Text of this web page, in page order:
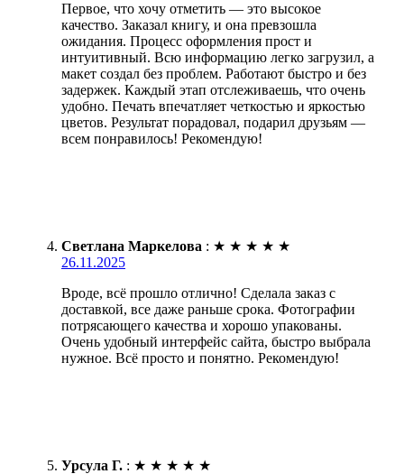
Первое, что хочу отметить — это высокое
качество. Заказал книгу, и она превзошла
ожидания. Процесс оформления прост и
интуитивный. Всю информацию легко загрузил, а
макет создал без проблем. Работают быстро и без
задержек. Каждый этап отслеживаешь, что очень
удобно. Печать впечатляет четкостью и яркостью
цветов. Результат порадовал, подарил друзьям —
всем понравилось! Рекомендую!
Светлана Маркелова : ★ ★ ★ ★ ★
26.11.2025
Вроде, всё прошло отлично! Сделала заказ с
доставкой, все даже раньше срока. Фотографии
потрясающего качества и хорошо упакованы.
Очень удобный интерфейс сайта, быстро выбрала
нужное. Всё просто и понятно. Рекомендую!
Урсула Г. : ★ ★ ★ ★ ★